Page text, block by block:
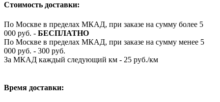
Стоимость доставки:
По Москве в пределах МКАД, при заказе на сумму более 5
000 руб. - БЕСПЛАТНО
По Москве в пределах МКАД, при заказе на сумму менее 5
000 руб. - 300 руб.
За МКАД каждый следующий км - 25 руб./км
Время доставки: